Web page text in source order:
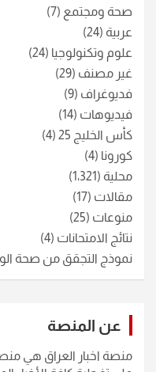
صحة ومجتمع (7)
عربية (24)
علوم وتكنولوجيا (24)
غير مصنف (29)
فديوغراف (9)
فيديوهات (14)
كأس الخليج 25
(4)
كورونا (4)
محلية (1٬321)
مقالات (17)
منوعات (25)
نتائج الامتحانات (4)
نموذج التجقق من صحة
عن المنصة
منصة اخبار العراق هي